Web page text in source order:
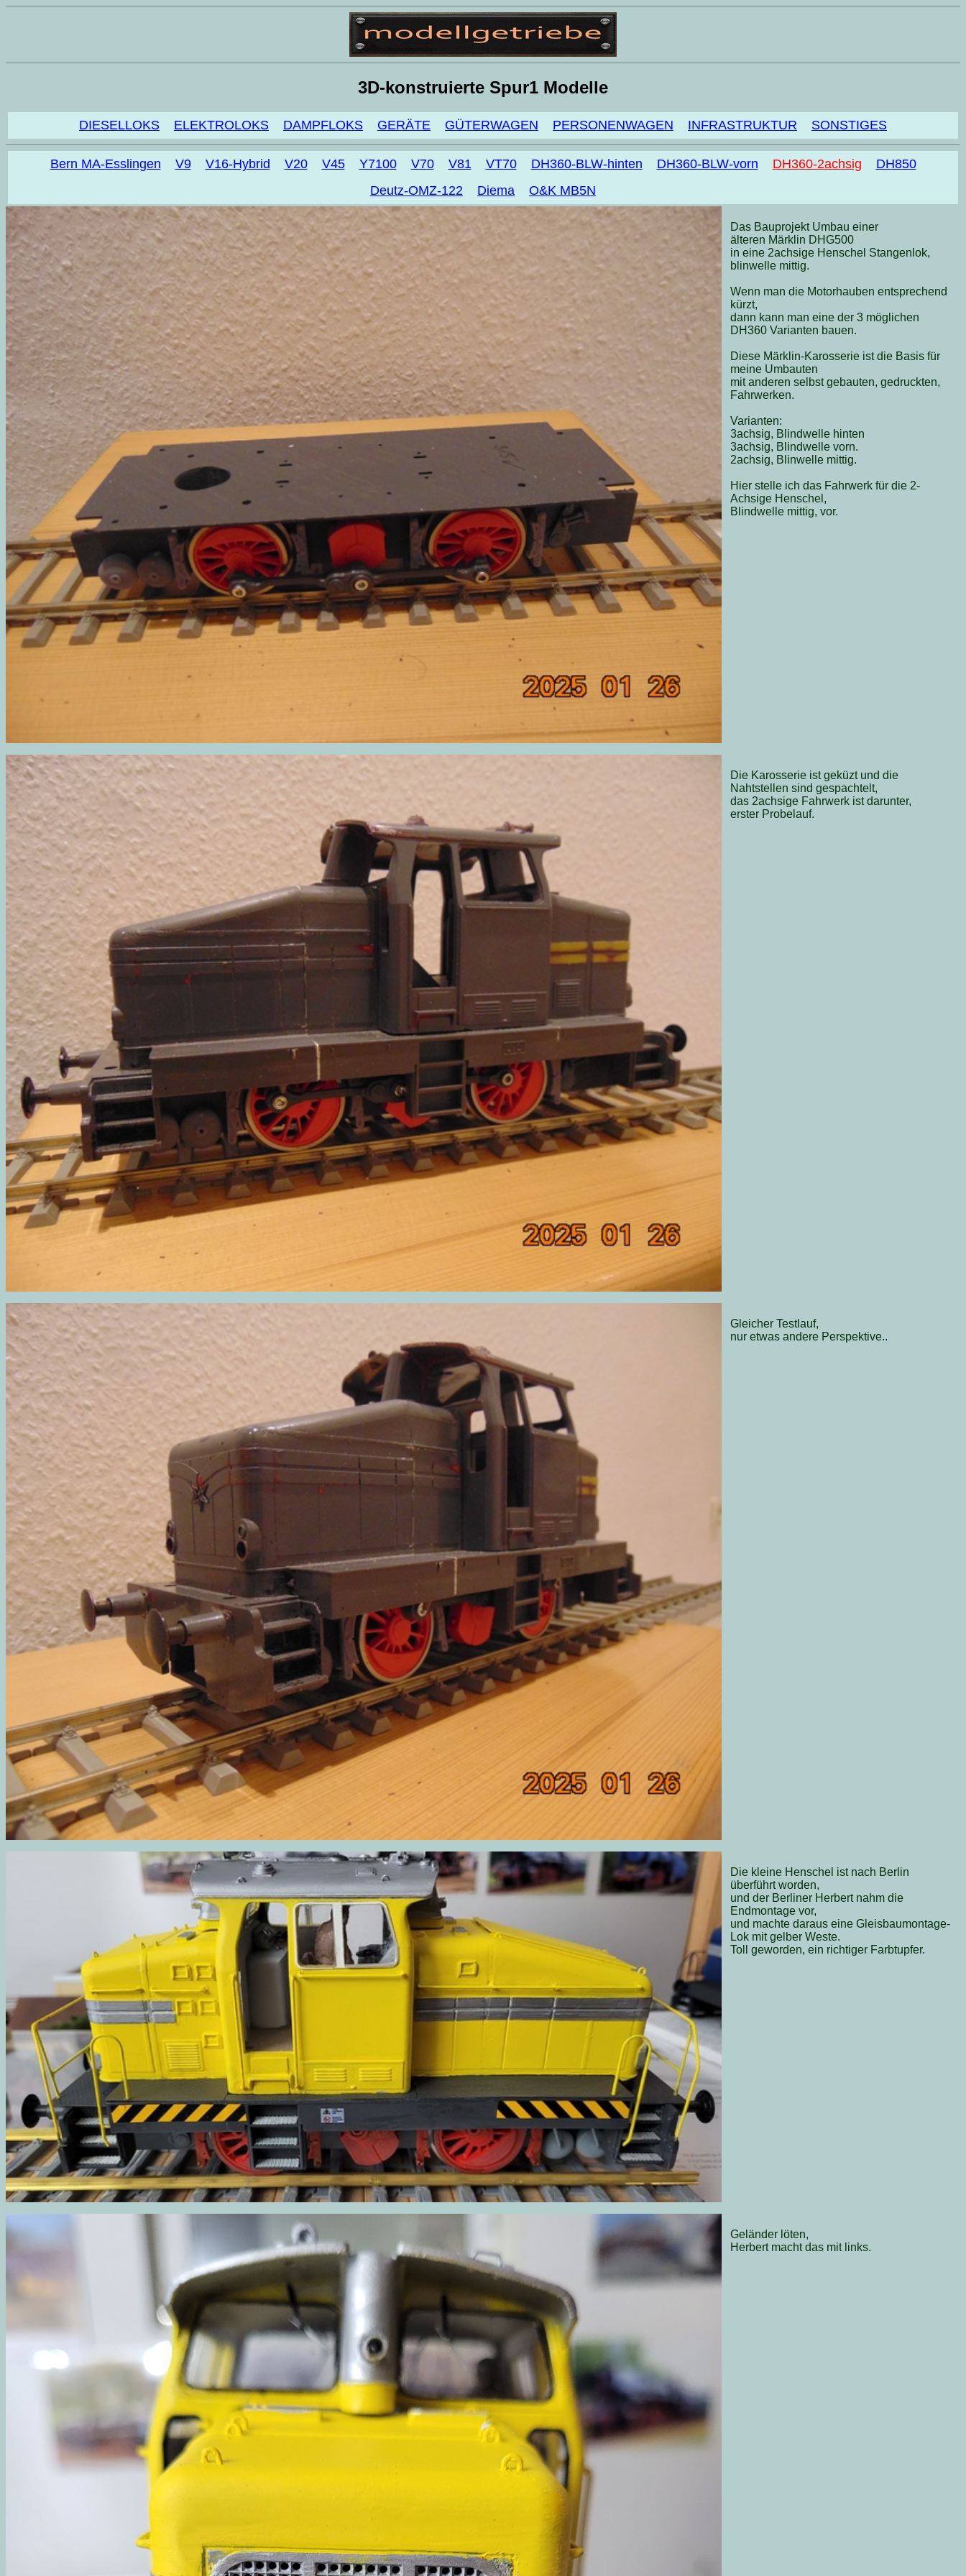
3D-konstruierte Spur1 Modelle
DIESELLOKS ELEKTROLOKS DAMPFLOKS GERÄTE GÜTERWAGEN PERSONENWAGEN INFRASTRUKTUR SONSTIGES
Bern MA-Esslingen V9 V16-Hybrid V20 V45 Y7100 V70 V81 VT70 DH360-BLW-hinten DH360-BLW-vorn DH360-2achsig
DH850
Deutz-OMZ-122
Diema O&K MB5N
Das Bauprojekt Umbau einer
älteren Märklin DHG500
in eine 2achsige Henschel Stangenlok,
blinwelle mittig.
Wenn man die Motorhauben entsprechend
kürzt,
dann kann man eine der 3 möglichen
DH360 Varianten bauen.
Diese Märklin-Karosserie ist die Basis für
meine Umbauten
mit anderen selbst gebauten, gedruckten,
Fahrwerken.
Varianten:
3achsig, Blindwelle hinten
3achsig, Blindwelle vorn.
2achsig, Blinwelle mittig.
Hier stelle ich das Fahrwerk für die 2-
Achsige Henschel,
Blindwelle mittig, vor.
Die Karosserie ist geküzt und die
Nahtstellen sind gespachtelt,
das 2achsige Fahrwerk ist darunter,
erster Probelauf.
Gleicher Testlauf,
nur etwas andere Perspektive..
Die kleine Henschel ist nach Berlin
überführt worden,
und der Berliner Herbert nahm die
Endmontage vor,
und machte daraus eine Gleisbaumontage-
Lok mit gelber Weste.
Toll geworden, ein richtiger Farbtupfer.
Geländer löten,
Herbert macht das mit links.